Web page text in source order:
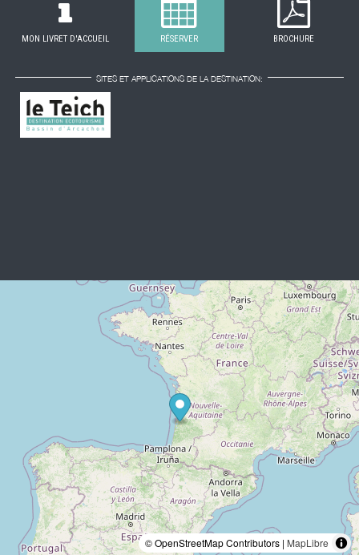
MON LIVRET D'ACCUEIL RÉSERVER BROCHURE
SITES ET APPLICATIONS DE LA DESTINATION:
© OpenStreetMap Contributors | MapLibre